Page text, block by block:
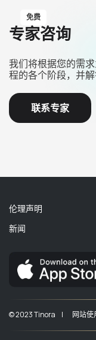
免费
专家咨询
我们将根据您的需
程的各个阶段，并
联系专家
伦理声明
新闻
© 2023 Tinora | 网站